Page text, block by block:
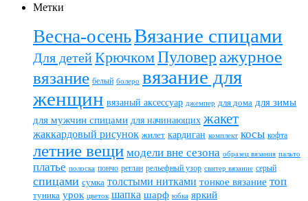
Метки
Весна-осеньВязание спицами
Для детейКрючкомПуловер ажурное
вязание белый болеро вязание для
женщин вязаный аксессуар джемпер для дома для зимы
для мужчин спицами для начинающих жакет
жаккардовый рисунок жилет кардиган комплект косы кофта
летние вещи модели вне сезона образец вязания пальто
платье полоска пончо реглан рельефный узор свитер вязание серый
спицами сумка толстыми нитками тонкое вязание топ
туника урок цветок шапка шарф юбка яркий